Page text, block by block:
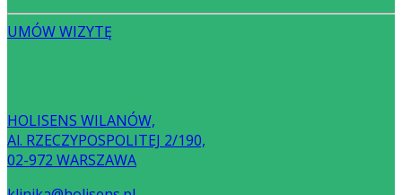
UMÓW WIZYTĘ
HOLISENS WILANÓW,
Al. RZECZYPOSPOLITEJ 2/190,
02-972 WARSZAWA